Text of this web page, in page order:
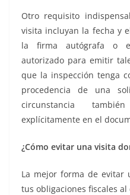
Otro requisito
visita incluyan la fecha y
la firma autógrafa o
autorizado para emitir
que la inspección tenga
procedencia de una
circunstancia
explícitamente en el
¿Cómo evitar una visita
La mejor forma de evitar
tus obligaciones fiscales al